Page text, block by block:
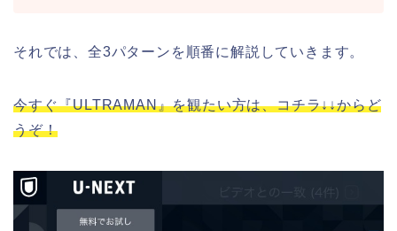
それでは、全3パターンを順番に解説していきます。
今すぐ『ULTRAMAN』を観たい方は、コチラ↓↓からど
うぞ！